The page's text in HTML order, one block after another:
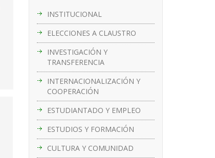
INSTITUCIONAL
ELECCIONES A CLAUSTRO
INVESTIGACIÓN Y
TRANSFERENCIA
INTERNACIONALIZACIÓN Y
COOPERACIÓN
ESTUDIANTADO Y EMPLEO
ESTUDIOS Y FORMACIÓN
CULTURA Y COMUNIDAD